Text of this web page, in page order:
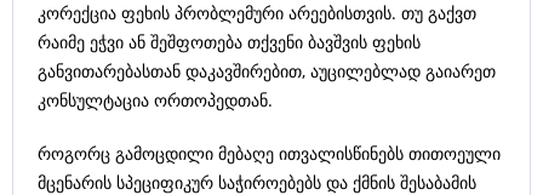
კორექცია ფეხის პრობლემური არეებისთვის. თუ გაქვთ
რაიმე ეჭვი ან შეშფოთება თქვენი ბავშვის ფეხის
განვითარებასთან დაკავშირებით, აუცილებლად გაიარეთ
კონსულტაცია ორთოპედთან.
როგორც გამოცდილი მებაღე ითვალისწინებს თითოეული
მცენარის სპეციფიკურ საჭიროებებს და ქმნის შესაბამის